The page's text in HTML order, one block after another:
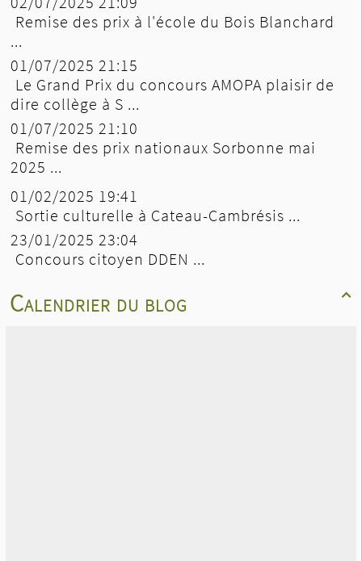
Remise des prix à l'école du Bois Blanchard
...
01/07/2025 21:15
Le Grand Prix du concours AMOPA plaisir de
dire collège à S ...
01/07/2025 21:10
Remise des prix nationaux Sorbonne mai
2025 ...
01/02/2025 19:41
Sortie culturelle à Cateau-Cambrésis ...
23/01/2025 23:04
Concours citoyen DDEN ...

Calendrier du blog